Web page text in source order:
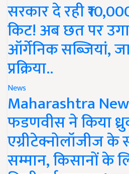
सरकार दे रही
किट! अब छत पर
ऑर्गेनिक सब्जियां,
प्रक्रिया..
News
Maharashtra
फडणवीस ने किया
एग्रीटेक्नोलॉजीज के
सम्मान, किसानों के